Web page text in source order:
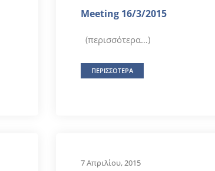
Meeting 16/3/2015
(περισσότερα…)
ΠΕΡΙΣΣΟΤΕΡΑ
7 Απριλίου, 2015